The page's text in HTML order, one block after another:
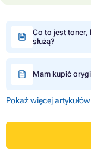
Co to jest toner,
służą?
Mam kupić
Pokaż więcej artykułów